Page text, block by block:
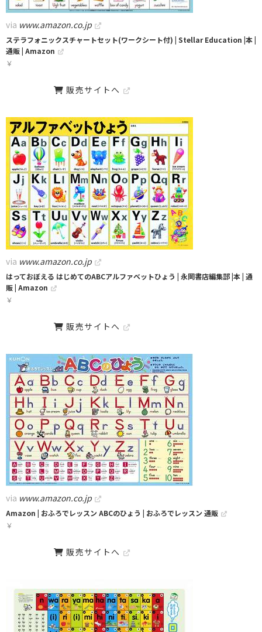
via www.amazon.co.jp
ステラフォニックスチャートセット(ワークシート付) | Stellar Education |本 |
通販 | Amazon
￥
販売サイトへ
via www.amazon.co.jp
はっておぼえる はじめてのABCアルファベットひょう | 永岡書店編集部 |本 | 通
販 | Amazon
￥
販売サイトへ
via www.amazon.co.jp
Amazon | おふろでレッスン ABCのひょう | おふろでレッスン 通販
￥
販売サイトへ